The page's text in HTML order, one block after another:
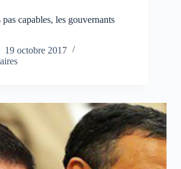
capables, les gouvernants
19 octobre 2017